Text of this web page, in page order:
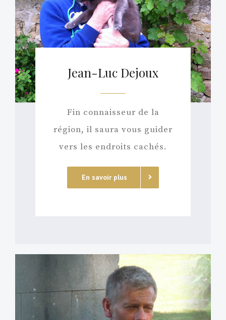
Jean-Luc Dejoux
Fin connaisseur de la
région, il saura vous guider
vers les endroits cachés.
En savoir plus